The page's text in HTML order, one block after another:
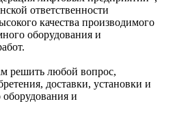
ответственности
качества производимого
оборудования и
решить любой вопрос,
доставки, установки и
и